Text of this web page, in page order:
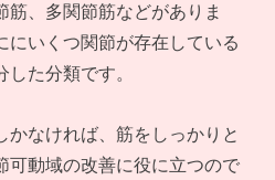
、多関節筋などがありま
にいくつ関節が存在している
た分類です。
かなければ、筋をしっかりと
可動域の改善に役に立つので